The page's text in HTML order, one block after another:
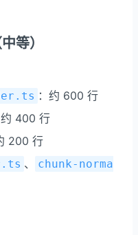
等）
：约 600 行
约 400 行
200 行
、
chunk-norma